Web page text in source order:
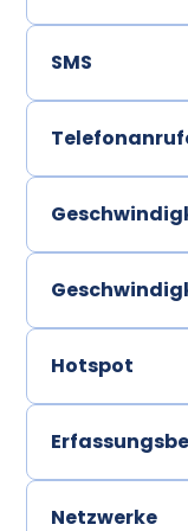
SMS
Hotspot
Netzwerke